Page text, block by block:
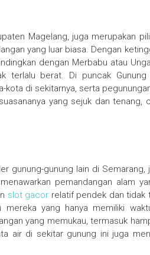
Magelang, juga merupakan
yang luar biasa. Dengan
dengan Merbabu atau
terlalu berat. Di puncak Gunung
kota di sekitarnya, serta
yang sejuk dan
gunung-gunung lain di
pemandangan alam
slot gacor relatif pendek dan tidak
yang hanya memiliki
yang memukau, termasuk
air di sekitar gunung ini juga